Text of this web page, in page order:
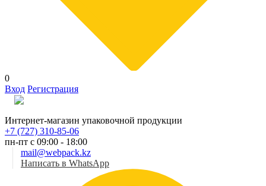
0
Вход Регистрация
Интернет-магазин упаковочной продукции
+7 (727) 310-85-06
пн-пт с 09:00 - 18:00
mail@webpack.kz
Написать в WhatsApp